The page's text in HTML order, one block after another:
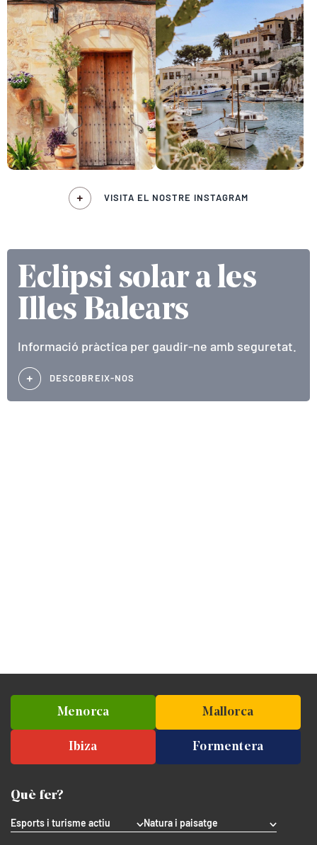
VISITA EL NOSTRE INSTAGRAM
Eclipsi solar a les
Illes Balears
Informació pràctica per gaudir-ne amb seguretat.
DESCOBREIX-NOS
Menorca Mallorca
Ibiza Formentera
Què fer?
Esports i turisme actiu Natura i paisatge